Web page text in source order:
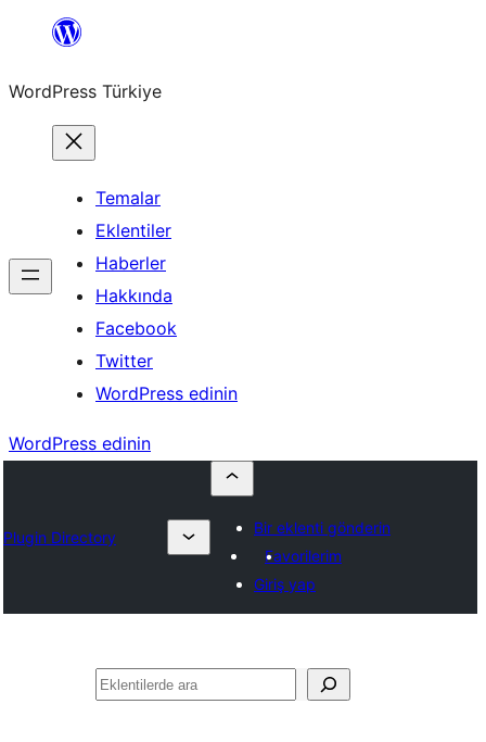
İçeriğe
WordPress Türkiye
Temalar
Eklentiler
Haberler
Hakkında
Facebook
Twitter
WordPress edinin
WordPress edinin
Plugin Directory
Bir eklenti gönderin
Favorilerim
Giriş yap
Ara